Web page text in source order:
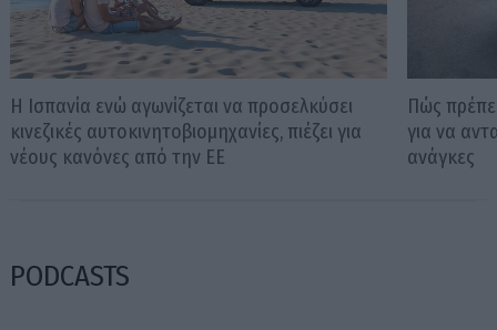
Η Ισπανία ενώ αγωνίζεται να προσελκύσει
κινεζικές αυτοκινητοβιομηχανίες, πιέζει για
νέους κανόνες από την ΕΕ
Πώς
για να
ανάγκες
PODCASTS